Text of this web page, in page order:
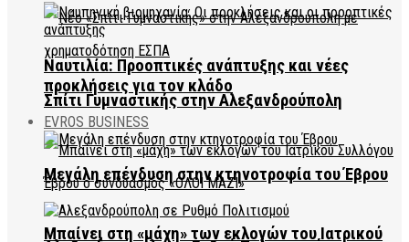
Σπίτι Γυμναστικής στην Αλεξανδρούπολη
Μπαίνει στη «μάχη» των εκλογών του Ιατρικού
Ναυτιλία: Προοπτικές ανάπτυξης και νέες
προκλήσεις για τον κλάδο
EVROS BUSINESS
Μεγάλη επένδυση στην κτηνοτροφία του Έβρου